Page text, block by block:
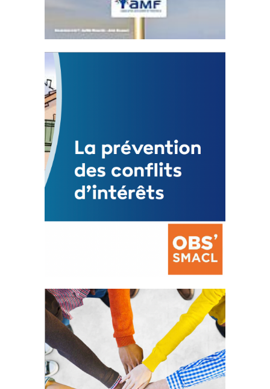
Statut de l’élu local
3 avril 2024
Mise à jour avril 2024
FEUILLETER
La prévention des conflits
d’intérêts
18 septembre 2023
FEUILLETER